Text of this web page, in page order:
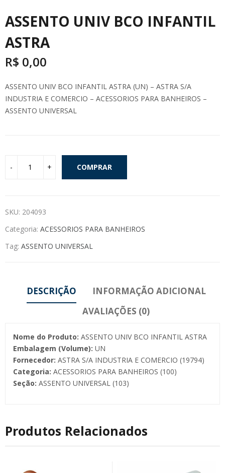
ASSENTO UNIV BCO INFANTIL
ASTRA
R$ 0,00
ASSENTO UNIV BCO INFANTIL ASTRA (UN) – ASTRA S/A
INDUSTRIA E COMERCIO – ACESSORIOS PARA BANHEIROS –
ASSENTO UNIVERSAL
COMPRAR
SKU: 204093
Categoria: ACESSORIOS PARA BANHEIROS
Tag: ASSENTO UNIVERSAL
DESCRIÇÃO
INFORMAÇÃO ADICIONAL
AVALIAÇÕES (0)
Nome do Produto: ASSENTO UNIV BCO INFANTIL ASTRA
Embalagem (Volume): UN
Fornecedor: ASTRA S/A INDUSTRIA E COMERCIO (19794)
Categoria: ACESSORIOS PARA BANHEIROS (100)
Seção: ASSENTO UNIVERSAL (103)
Produtos Relacionados